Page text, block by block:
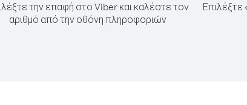
την επαφή στο Viber και καλέστε τον
αριθμό από την οθόνη πληροφοριών